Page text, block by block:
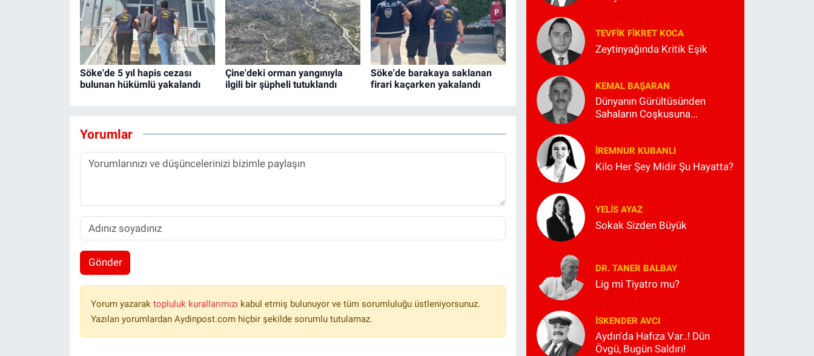
Söke'de 5 yıl hapis cezası
bulunan hükümlü yakalandı
Çine'deki orman yangınıyla
ilgili bir şüpheli tutuklandı
Söke'de barakaya saklanan
firari kaçarken yakalandı
Yorumlar
Gönder
Yorum yazarak topluluk kurallarımızı kabul etmiş bulunuyor ve tüm sorumluluğu üstleniyorsunuz.
Yazılan yorumlardan Aydinpost.com hiçbir şekilde sorumlu tutulamaz.
TEVFIK FIKRET KOCA
Zeytinyağında Kritik Eşik
KEMAL BAŞARAN
Dünyanın Gürültüsünden
Sahaların Coşkusuna...
İREMNUR KUBANLI
Kilo Her Şey Midir Şu Hayatta?
YELIS AYAZ
Sokak Sizden Büyük
DR. TANER BALBAY
Lig mi Tiyatro mu?
İSKENDER AVCI
Aydın'da Hafıza Var..! Dün
Övgü, Bugün Saldırı!